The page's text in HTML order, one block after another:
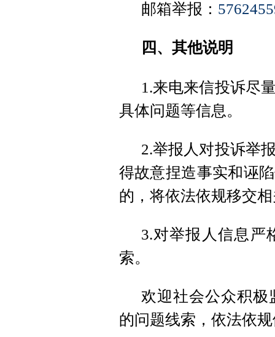
邮箱举报：
四、其他说明
1.来电来信投诉尽
具体问题等信息。
2.举报人对投诉举
得故意捏造事实和诬
的，将依法依规移交
3.对举报人信息严
索。
欢迎社会公众积极
的问题线索，依法依